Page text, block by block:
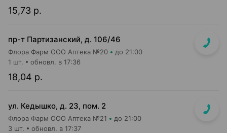
15,73 р.
пр-т Партизанский, д. 106/46
Флора Фарм ООО Аптека №20 до 21:00
18,04 р.
1 шт. обновл. в 17:36
ул. Кедышко, д. 23, пом. 2
Флора Фарм ООО Аптека №21 до 21:00
3 шт. обновл. в 17:37